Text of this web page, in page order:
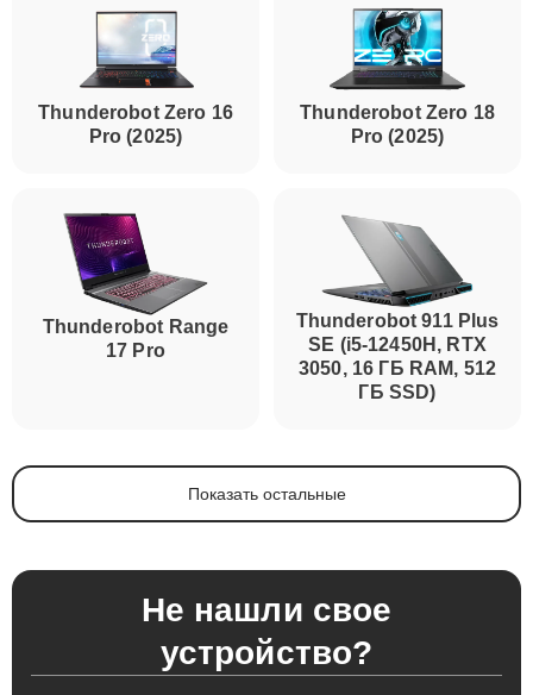
Thunderobot Zero 16
Pro (2025)
Thunderobot Zero 18
Pro (2025)
Thunderobot Range
17 Pro
Thunderobot 911 Plus
SE (i5-12450H, RTX
3050, 16 ГБ RAM, 512
ГБ SSD)
Показать остальные
Не нашли свое
устройство?